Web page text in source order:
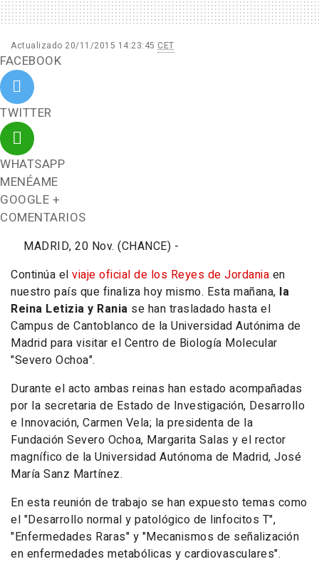
Actualizado 20/11/2015 14:23:45 CET
FACEBOOK
TWITTER
WHATSAPP
MENÉAME
GOOGLE +
COMENTARIOS
MADRID, 20 Nov. (CHANCE) -
Continúa el viaje oficial de los Reyes de Jordania en
nuestro país que finaliza hoy mismo. Esta mañana, la
Reina Letizia y Rania se han trasladado hasta el
Campus de Cantoblanco de la Universidad Autónima de
Madrid para visitar el Centro de Biología Molecular
"Severo Ochoa".
Durante el acto ambas reinas han estado acompañadas
por la secretaria de Estado de Investigación, Desarrollo
e Innovación, Carmen Vela; la presidenta de la
Fundación Severo Ochoa, Margarita Salas y el rector
magnífico de la Universidad Autónoma de Madrid, José
María Sanz Martínez.
En esta reunión de trabajo se han expuesto temas como
el "Desarrollo normal y patológico de linfocitos T",
"Enfermedades Raras" y "Mecanismos de señalización
en enfermedades metabólicas y cardiovasculares".